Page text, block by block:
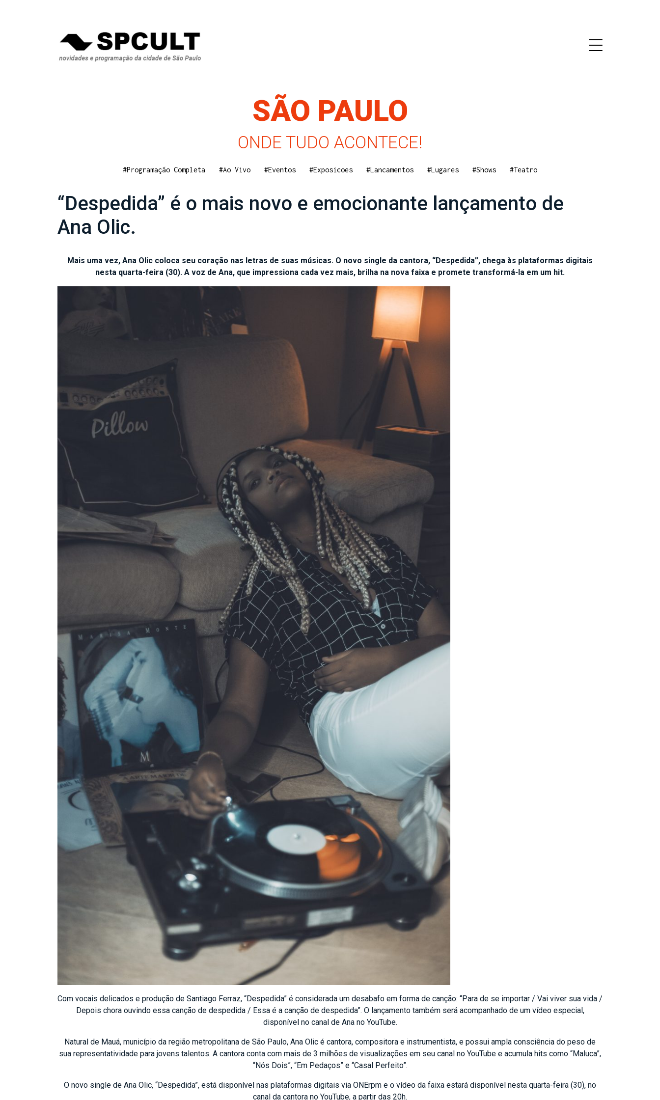
SÃO PAULO
ONDE TUDO ACONTECE!
#Programação Completa #Ao Vivo #Eventos #Exposicoes #Lancamentos #Lugares #Shows #Teatro
“Despedida” é o mais novo e emocionante lançamento de
Ana Olic.
Mais uma vez, Ana Olic coloca seu coração nas letras de suas músicas. O novo single da cantora, “Despedida”, chega às plataformas digitais
nesta quarta-feira (30). A voz de Ana, que impressiona cada vez mais, brilha na nova faixa e promete transformá-la em um hit.
Com vocais delicados e produção de Santiago Ferraz, “Despedida” é considerada um desabafo em forma de canção: “Para de se importar / Vai viver sua vida /
Depois chora ouvindo essa canção de despedida / Essa é a canção de despedida”. O lançamento também será acompanhado de um vídeo especial,
disponível no canal de Ana no YouTube.
Natural de Mauá, município da região metropolitana de São Paulo, Ana Olic é cantora, compositora e instrumentista, e possui ampla consciência do peso de
sua representatividade para jovens talentos. A cantora conta com mais de 3 milhões de visualizações em seu canal no YouTube e acumula hits como “Maluca”,
“Nós Dois”, “Em Pedaços” e “Casal Perfeito”.
O novo single de Ana Olic, “Despedida”, está disponível nas plataformas digitais via ONErpm e o vídeo da faixa estará disponível nesta quarta-feira (30), no
canal da cantora no YouTube, a partir das 20h.